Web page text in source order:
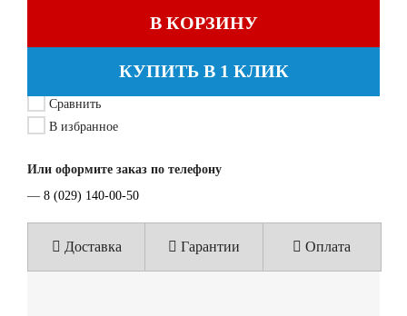
В КОРЗИНУ
КУПИТЬ В 1 КЛИК
Сравнить
В избранное
Или оформите заказ по телефону
— 8 (029) 140-00-50
Доставка Гарантии Оплата